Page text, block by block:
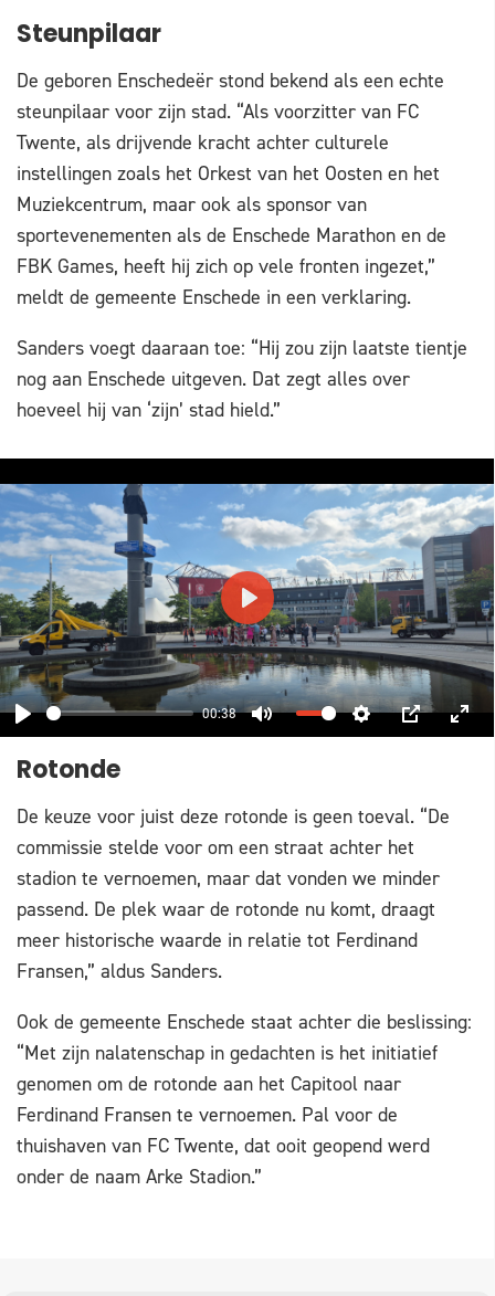
Steunpilaar
De geboren Enschedeër stond bekend als een echte
steunpilaar voor zijn stad. “Als voorzitter van FC
Twente, als drijvende kracht achter culturele
instellingen zoals het Orkest van het Oosten en het
Muziekcentrum, maar ook als sponsor van
sportevenementen als de Enschede Marathon en de
FBK Games, heeft hij zich op vele fronten ingezet,”
meldt de gemeente Enschede in een verklaring.
Sanders voegt daaraan toe: “Hij zou zijn laatste tientje
nog aan Enschede uitgeven. Dat zegt alles over
hoeveel hij van ‘zijn’ stad hield.”
PLAY 00:38 MUTE
SETTINGS
PIP
PLAY
Rotonde
De keuze voor juist deze rotonde is geen toeval. “De
commissie stelde voor om een straat achter het
stadion te vernoemen, maar dat vonden we minder
passend. De plek waar de rotonde nu komt, draagt
meer historische waarde in relatie tot Ferdinand
Fransen,” aldus Sanders.
Ook de gemeente Enschede staat achter die beslissing:
“Met zijn nalatenschap in gedachten is het initiatief
genomen om de rotonde aan het Capitool naar
Ferdinand Fransen te vernoemen. Pal voor de
thuishaven van FC Twente, dat ooit geopend werd
onder de naam Arke Stadion.”